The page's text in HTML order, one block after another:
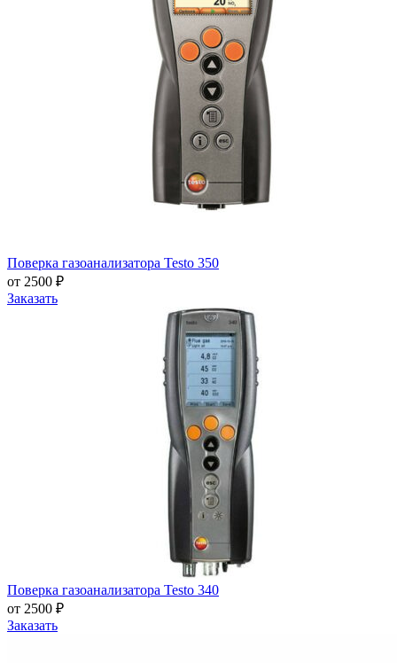
Поверка газоанализатора Testo 350
от 2500 ₽
Заказать
Поверка газоанализатора Testo 340
от 2500 ₽
Заказать